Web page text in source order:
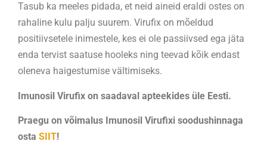
Tasub ka meeles pidada, et neid aineid eraldi ostes on
rahaline kulu palju suurem. Virufix on mõeldud
positiivsetele inimestele, kes ei ole passiivsed ega jäta
enda tervist saatuse hooleks ning teevad kõik endast
oleneva haigestumise vältimiseks.
Imunosil Virufix on saadaval apteekides üle Eesti.
Praegu on võimalus Imunosil Virufixi soodushinnaga
osta SIIT!